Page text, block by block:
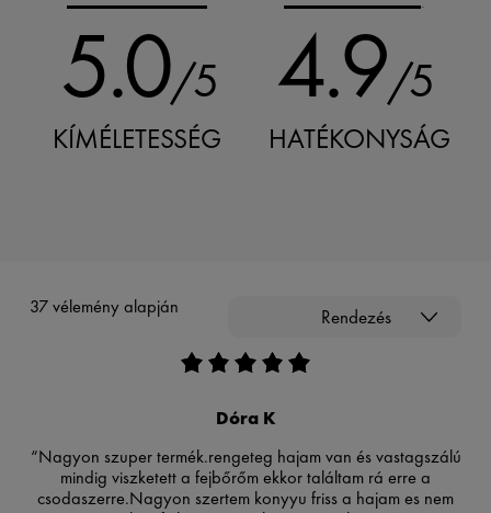
5.0/5
KÍMÉLETESSÉG
4.9/5
HATÉKONYSÁG
37 vélemény alapján Rendezés
Dóra K
“Nagyon szuper termék.rengeteg hajam van és vastagszálú
mindig viszketett a fejbőrőm ekkor találtam rá erre a
csodaszerre.Nagyon szertem konyyu friss a hajam es nem